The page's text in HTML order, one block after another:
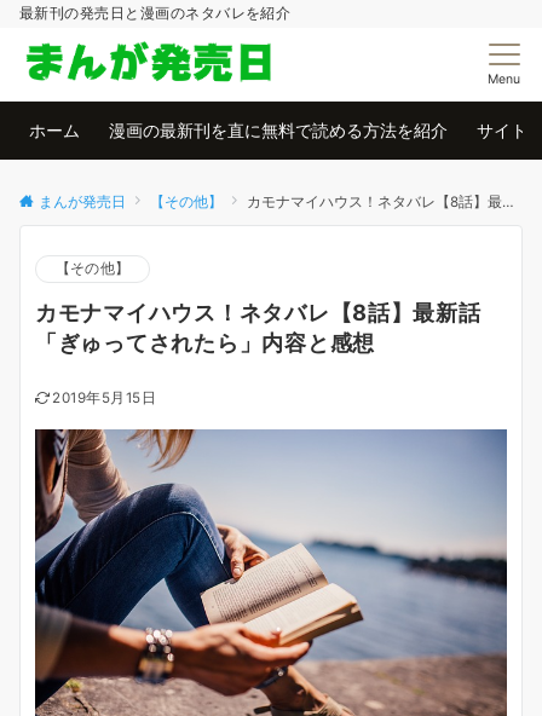
最新刊の発売日と漫画のネタバレを紹介
Menu
ホーム 漫画の最新刊を直に無料で読める方法を紹介 サイト
まんが発売日 【その他】 カモナマイハウス！ネタバレ【8話】最新話「ぎゅってされたら」内容と感想
【その他】
カモナマイハウス！ネタバレ【8話】最新話
「ぎゅってされたら」内容と感想
2019年5月15日